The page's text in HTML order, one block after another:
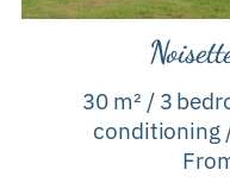
30 m² / 3
conditioning